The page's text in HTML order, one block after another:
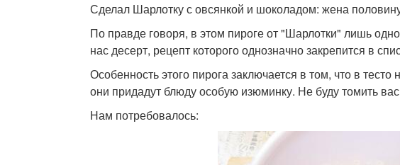
Сделал Шарлотку с овсянкой и шоколадом: жена
По правде говоря, в этом пироге от "Шарлотки" лишь
нас десерт, рецепт которого однозначно закрепится в
Особенность этого пирога заключается в том, что в
они придадут блюду особую изюминку. Не буду томить
Нам потребовалось: